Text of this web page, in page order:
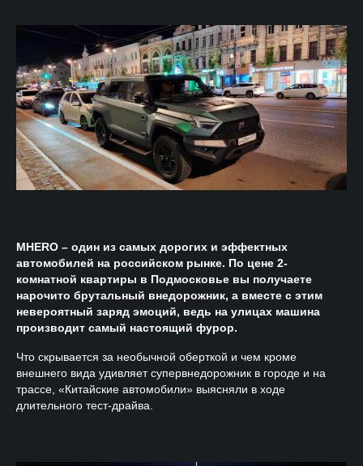
MHERO – один из самых дорогих и эффектных
автомобилей на российском рынке. По цене 2-
комнатной квартиры в Подмосковье вы получаете
нарочито брутальный внедорожник, а вместе с этим
невероятный заряд эмоций, ведь на улицах машина
производит самый настоящий фурор.
Что скрывается за необычной оберткой и чем кроме
внешнего вида удивляет супервнедорожник в городе и на
трассе, «Китайские автомобили» выясняли в ходе
длительного тест-драйва.